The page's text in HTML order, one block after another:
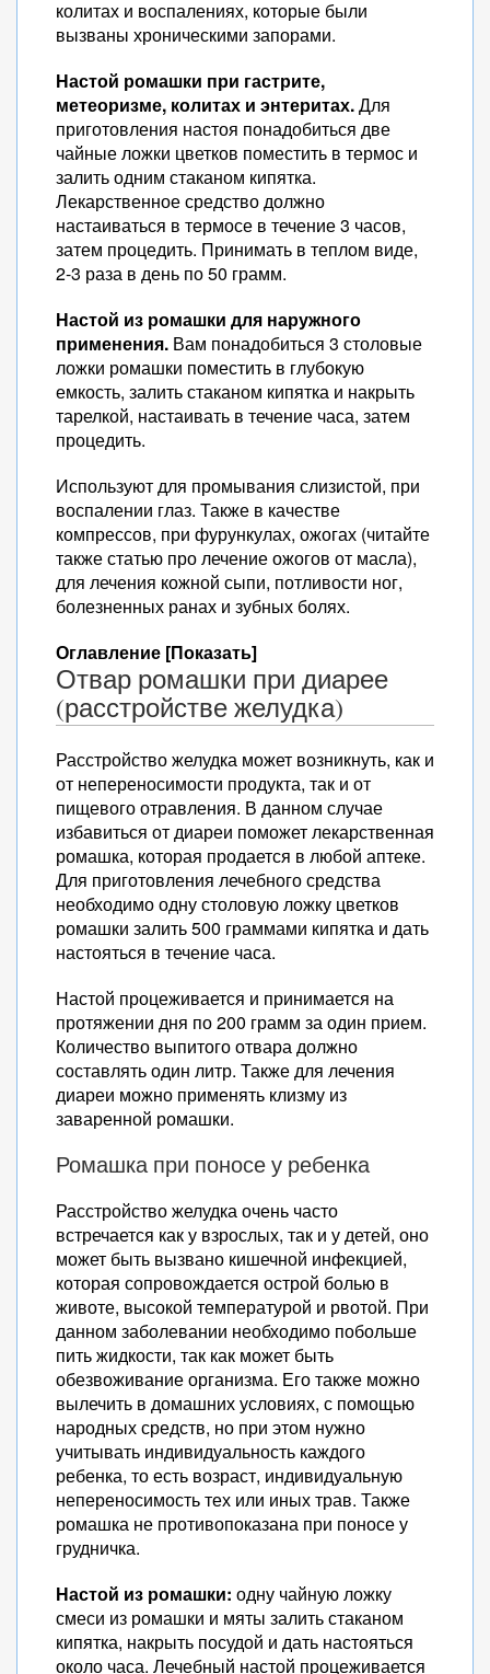
колитах и воспалениях, которые были
вызваны хроническими запорами.
Настой ромашки при гастрите,
метеоризме, колитах и энтеритах.Для
приготовления настоя понадобиться две
чайные ложки цветков поместить в термос и
залить одним стаканом кипятка.
Лекарственное средство должно
настаиваться в термосе в течение 3 часов,
затем процедить. Принимать в теплом виде,
2-3 раза в день по 50 грамм.
Настой из ромашки для наружного
применения. Вам понадобиться 3 столовые
ложки ромашки поместить в глубокую
емкость, залить стаканом кипятка и накрыть
тарелкой, настаивать в течение часа, затем
процедить.
Используют для промывания слизистой, при
воспалении глаз. Также в качестве
компрессов, при фурункулах, ожогах (читайте
также статью про лечение ожогов от масла),
для лечения кожной сыпи, потливости ног,
болезненных ранах и зубных болях.
Оглавление [Показать]
Отвар ромашки при диарее
(расстройстве желудка)
Расстройство желудка может возникнуть, как и
от непереносимости продукта, так и от
пищевого отравления. В данном случае
избавиться от диареи поможет лекарственная
ромашка, которая продается в любой аптеке.
Для приготовления лечебного средства
необходимо одну столовую ложку цветков
ромашки залить 500 граммами кипятка и дать
настояться в течение часа.
Настой процеживается и принимается на
протяжении дня по 200 грамм за один прием.
Количество выпитого отвара должно
составлять один литр. Также для лечения
диареи можно применять клизму из
заваренной ромашки.
Ромашка при поносе у ребенка
Расстройство желудка очень часто
встречается как у взрослых, так и у детей, оно
может быть вызвано кишечной инфекцией,
которая сопровождается острой болью в
животе, высокой температурой и рвотой. При
данном заболевании необходимо побольше
пить жидкости, так как может быть
обезвоживание организма. Его также можно
вылечить в домашних условиях, с помощью
народных средств, но при этом нужно
учитывать индивидуальность каждого
ребенка, то есть возраст, индивидуальную
непереносимость тех или иных трав. Также
ромашка не противопоказана при поносе у
грудничка.
Настой из ромашки: одну чайную ложку
смеси из ромашки и мяты залить стаканом
кипятка, накрыть посудой и дать настояться
около часа. Лечебный настой процеживается